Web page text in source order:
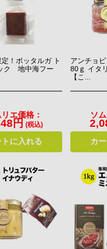
ュ生まれのNo.1パテ！
ーニュ地方に設立されたエナフ
どフランスらしい素材を伝統的
ースがラインナップされていま
⇒ エナフ商品一覧 756円
！ボッタルガ ト
ク 地中海フー
エ価格：
円 (税込)
トに入れる
アンチョ
80ｇ イタ
【こ...
ソ
カ